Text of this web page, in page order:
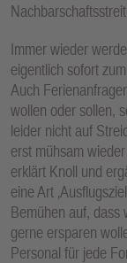
Immer wieder
eigentlich sofort
Auch
wollen oder sollen,
leider nicht auf
erst mühsam
erklärt Knoll und
eine Art
Bemühen auf, dass
gerne ersparen
Personal für jede